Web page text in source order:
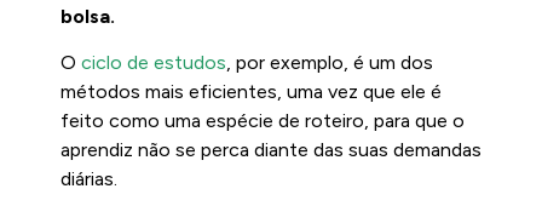
bolsa.
O ciclo de estudos, por exemplo, é um dos
métodos mais eficientes, uma vez que ele é
feito como uma espécie de roteiro, para que o
aprendiz não se perca diante das suas demandas
diárias.